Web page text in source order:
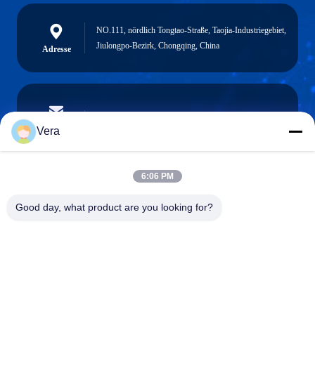
Adresse
NO.111, nördlich Tongtao-Straße, Taojia-Industriegebiet,
Jiulongpo-Bezirk, Chongqing, China
E-Mail-Adresse
Telefon
Vera
6:06 PM
Good day, what product are you looking for?